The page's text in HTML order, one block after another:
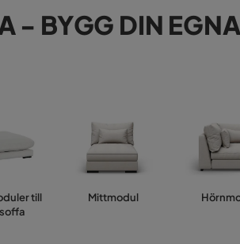
- BYGG DIN
till
Mittmodul